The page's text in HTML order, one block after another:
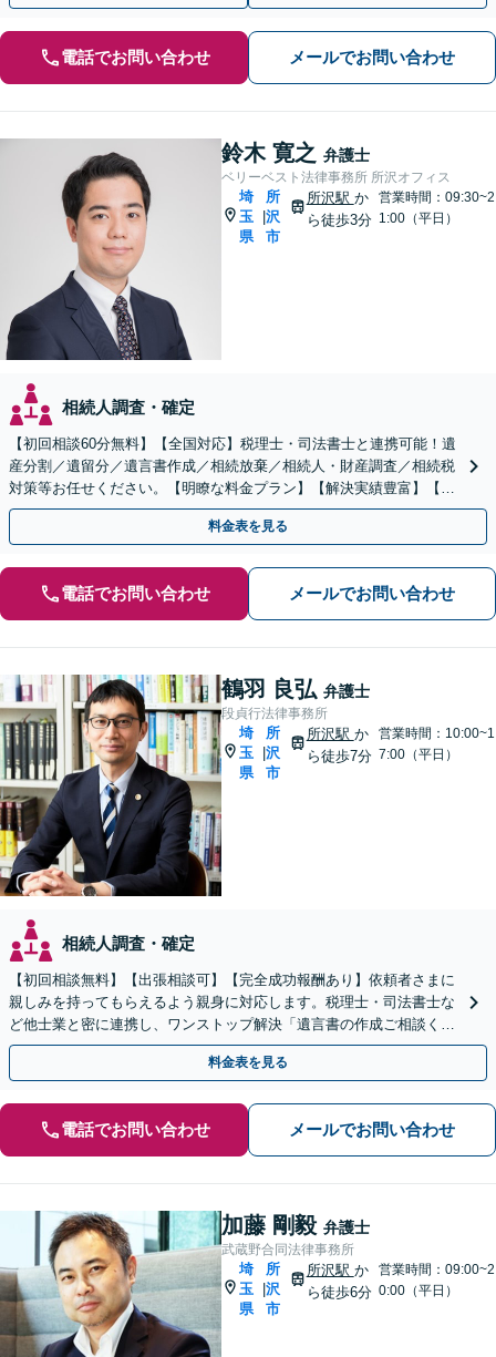
電話でお問い合わせ メールでお問い合わせ
鈴木 寛之 弁護士
ベリーベスト法律事務所 所沢オフィス
埼
玉
県
所
沢
市
所沢駅 か
ら徒歩3分
営業時間：09:30~2
1:00（平日）
相続人調査・確定
【初回相談60分無料】【全国対応】税理士・司法書士と連携可能！遺
産分割／遺留分／遺言書作成／相続放棄／相続人・財産調査／相続税
対策等お任せください。【明瞭な料金プラン】【解決実績豊富】【電
話相談可】
料金表を見る
電話でお問い合わせ メールでお問い合わせ
鶴羽 良弘 弁護士
段貞行法律事務所
埼
玉
県
所
沢
市
所沢駅 か
ら徒歩7分
営業時間：10:00~1
7:00（平日）
相続人調査・確定
【初回相談無料】【出張相談可】【完全成功報酬あり】依頼者さまに
親しみを持ってもらえるよう親身に対応します。税理士・司法書士な
ど他士業と密に連携し、ワンストップ解決「遺言書の作成ご相談くだ
さい／相続での揉め事を未然に防ぐ」【休日・夜間相談可】
料金表を見る
電話でお問い合わせ メールでお問い合わせ
加藤 剛毅 弁護士
武蔵野合同法律事務所
埼
玉
県
所
沢
市
所沢駅 か
ら徒歩6分
営業時間：09:00~2
0:00（平日）